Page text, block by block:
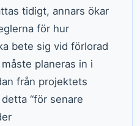
tidigt, annars ökar
för hur
bete sig vid förlorad
planeras in i
från projektets
“för senare